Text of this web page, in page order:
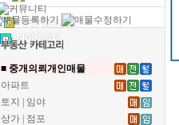
■ 중개의뢰개인매물
아파트
토지 | 임야
상가 | 점포